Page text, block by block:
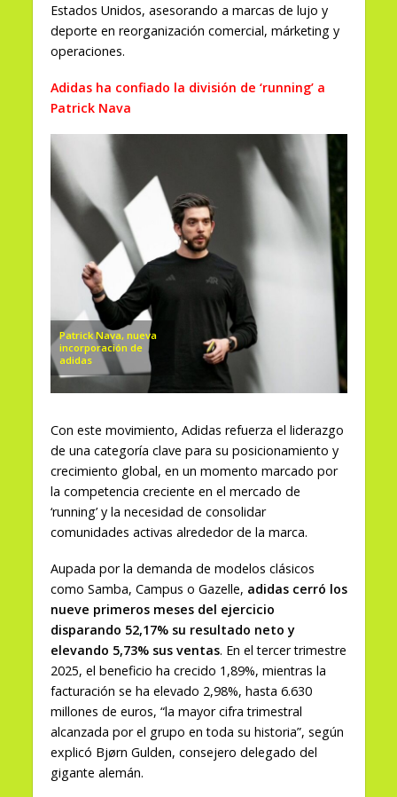
Estados Unidos, asesorando a marcas de lujo y
deporte en reorganización comercial, márketing y
operaciones.
Adidas ha confiado la división de ‘running’ a
Patrick Nava
Patrick Nava, nueva
incorporación de
adidas
Con este movimiento, Adidas refuerza el liderazgo
de una categoría clave para su posicionamiento y
crecimiento global, en un momento marcado por
la competencia creciente en el mercado de
‘running’ y la necesidad de consolidar
comunidades activas alrededor de la marca.
Aupada por la demanda de modelos clásicos
como Samba, Campus o Gazelle, adidas cerró los
nueve primeros meses del ejercicio
disparando 52,17% su resultado neto y
elevando 5,73% sus ventas. En el tercer trimestre
2025, el beneficio ha crecido 1,89%, mientras la
facturación se ha elevado 2,98%, hasta 6.630
millones de euros, “la mayor cifra trimestral
alcanzada por el grupo en toda su historia”, según
explicó Bjørn Gulden, consejero delegado del
gigante alemán.